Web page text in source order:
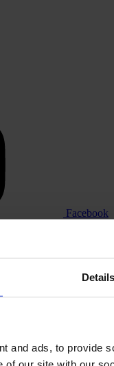
and ads, to provide
Facebook